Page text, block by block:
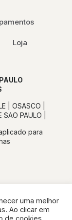
Loja
| OSASCO |
PAULO |
para
uma melhor
Ao clicar em